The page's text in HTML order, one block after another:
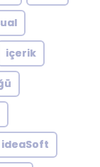
içerik
ideaSoft